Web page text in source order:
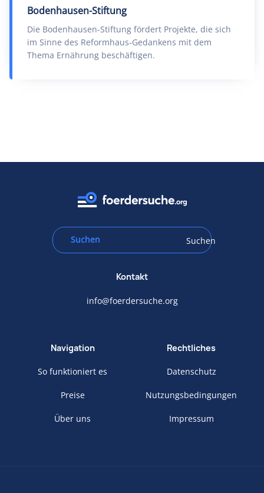
Bodenhausen-Stiftung
Die Bodenhausen-Stiftung fördert Projekte, die sich
im Sinne des Reformhaus-Gedankens mit dem
Thema Ernährung beschäftigen.
Suchen
Kontakt
info@foerdersuche.org
Navigation
So funktioniert es
Preise
Über uns
Rechtliches
Datenschutz
Nutzungsbedingungen
Impressum